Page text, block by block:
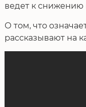
ведет к снижению
О том, что
рассказывают на